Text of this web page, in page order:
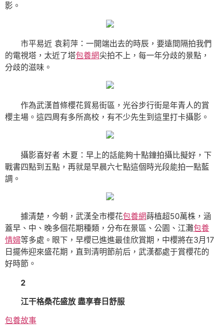
影。
市平易近 袁莉萍：一開端出去的時辰，要遠間隔拍我們
的電視塔，太近了塔包養網尖拍不上，每一年分歧的景點，
分歧的滋味。
作為武漢首條櫻花貿易街區，光谷步行街是年青人的賞
櫻主場。這四周有多所高校，有不少先生到這里打卡攝影。
攝影喜好者 木夏：早上的話能夠十點鐘拍攝比擬好，下
戰書四點到五點，再就是早晨六七點這個時光段能拍一點藍
調。
據清楚，今朝，武漢全市櫻花包養網蒔植超50萬株，涵
蓋早、中、晚多個花期種類，分布在景區、公園、江灘包養
情婦等多處。眼下，早櫻已進進最佳欣賞期，中櫻將在3月17
日擺佈迎來盛花期，直到清明節前后，武漢都處于賞櫻花的
好時節。
2
江干格桑花盛放 盡享春日舒服
包養故事